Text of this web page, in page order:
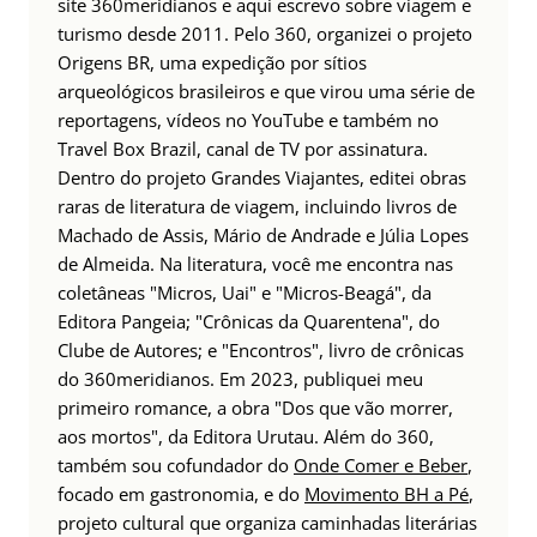
site 360meridianos e aqui escrevo sobre viagem e
turismo desde 2011. Pelo 360, organizei o projeto
Origens BR, uma expedição por sítios
arqueológicos brasileiros e que virou uma série de
reportagens, vídeos no YouTube e também no
Travel Box Brazil, canal de TV por assinatura.
Dentro do projeto Grandes Viajantes, editei obras
raras de literatura de viagem, incluindo livros de
Machado de Assis, Mário de Andrade e Júlia Lopes
de Almeida. Na literatura, você me encontra nas
coletâneas "Micros, Uai" e "Micros-Beagá", da
Editora Pangeia; "Crônicas da Quarentena", do
Clube de Autores; e "Encontros", livro de crônicas
do 360meridianos. Em 2023, publiquei meu
primeiro romance, a obra "Dos que vão morrer,
aos mortos", da Editora Urutau. Além do 360,
também sou cofundador do Onde Comer e Beber,
focado em gastronomia, e do Movimento BH a Pé,
projeto cultural que organiza caminhadas literárias